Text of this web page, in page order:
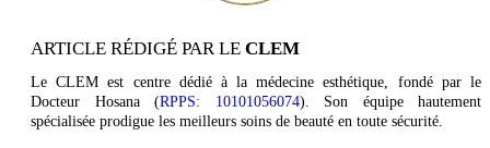
ARTICLE RÉDIGÉ PAR LE CLEM
Le CLEM est centre dédié à la médecine esthétique, fondé par le
Docteur Hosana (RPPS: 10101056074). Son équipe hautement
spécialisée prodigue les meilleurs soins de beauté en toute sécurité.